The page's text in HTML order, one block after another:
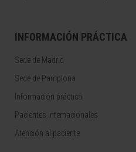
INFORMACIÓN PRÁCTICA
Sede de Madrid
Sede de Pamplona
Información práctica
Pacientes internacionales
Atención al paciente